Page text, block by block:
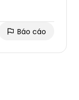
Báo cáo